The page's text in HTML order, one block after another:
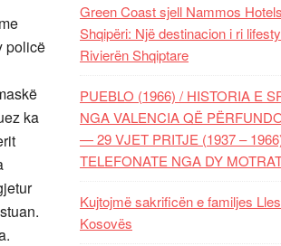
policë
ka
Green Coast sjell Nammos
Shqipëri: Një destinacion i ri
Rivierën Shqiptare
PUEBLO (1966) / HISTORIA E
NGA VALENCIA QË
— 29 VJET PRITJE (1937 –
TELEFONATE NGA DY
Kujtojmë sakrificën e familjes
Kosovës